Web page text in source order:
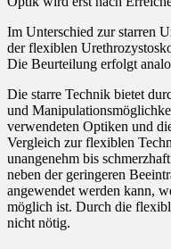
Im Unterschied zur starren
der flexiblen
Die Beurteilung erfolgt
Die starre Technik bietet
und
verwendeten Optiken und
Vergleich zur flexiblen
unangenehm bis
neben der geringeren
angewendet werden kann,
möglich ist. Durch die
nicht nötig.